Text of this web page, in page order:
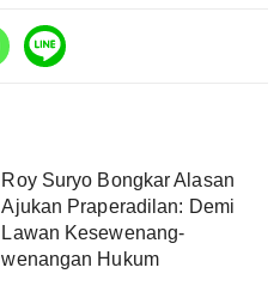
Roy Suryo Bongkar Alasan
Ajukan Praperadilan: Demi
Lawan Kesewenang-
wenangan Hukum